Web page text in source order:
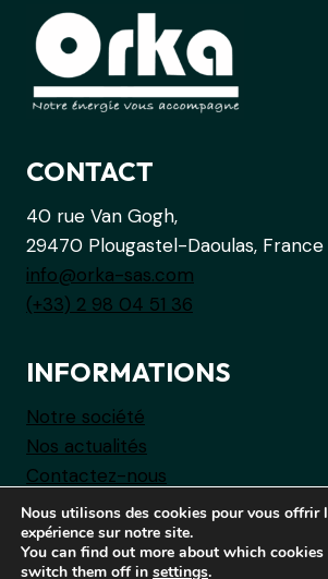
ÉLECTRIQUE
AU
SERVICE
DE
CONTACT
40 rue Van Gogh,
29470 Plougastel-Daoulas, France
info@orka-sas.com
(+33) 2 98 04 51 36
INFORMATIONS
Notre société
Nos actualités
Contactez-nous
Nous utilisons des cookies pour vous offrir
expérience sur notre site.
You can find out more about which
switch them off in settings.